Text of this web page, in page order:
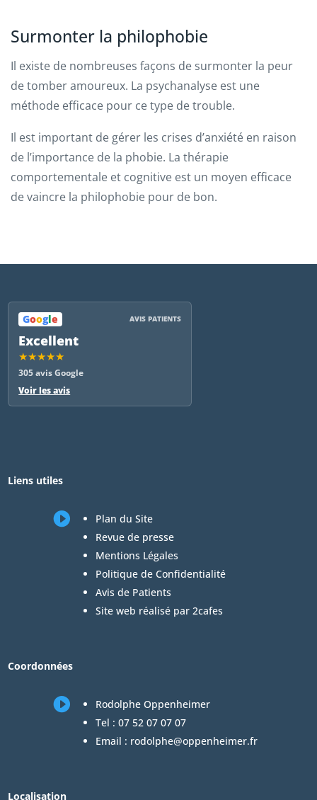
Surmonter la philophobie
Il existe de nombreuses façons de surmonter la peur
de tomber amoureux. La psychanalyse est une
méthode efficace pour ce type de trouble.
Il est important de gérer les crises d’anxiété en raison
de l’importance de la phobie. La thérapie
comportementale et cognitive est un moyen efficace
de vaincre la philophobie pour de bon.
Google AVIS PATIENTS
Excellent
★★★★★
305 avis Google
Voir les avis
Liens utiles

Plan du Site
Revue de presse
Mentions Légales
Politique de Confidentialité
Avis de Patients
Site web réalisé par 2cafes
Coordonnées

Rodolphe Oppenheimer
Tel : 07 52 07 07 07
Email : rodolphe@oppenheimer.fr
Localisation